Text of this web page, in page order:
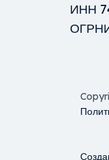
ИНН